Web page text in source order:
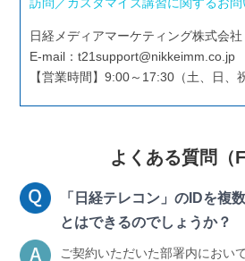
日経メディアマーケティング株式会社
E-mail：t21support@nikkeimm.co.jp
【営業時間】9:00～17:30（土、日、
よくある質問（
「日経テレコン」のIDを複
とはできるのでしょうか？
ご契約いただいた部署内におい